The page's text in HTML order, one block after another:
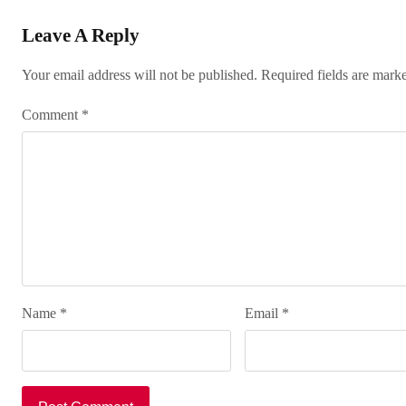
Leave A Reply
Your email address will not be published. Required fields are
Comment *
Name * Email *